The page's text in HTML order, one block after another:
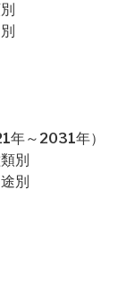
年～2031年）
別
別